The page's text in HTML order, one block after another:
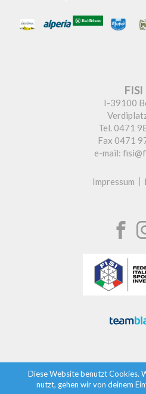
FISI
I-39100
Tel. 0471
Fax 0471
e-mail:
Impressum
Diese Website benutzt Cookies.
nutzt, gehen wir von deinem